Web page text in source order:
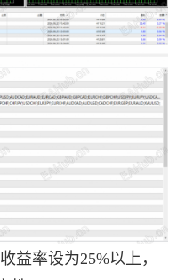
益率设为25%以上，